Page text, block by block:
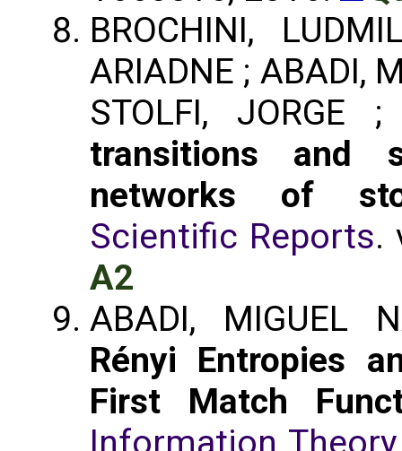
BROCHINI,
ARIADNE ; ABADI,
STOLFI, JORGE
transitions and
networks of
Scientific Reports.
A2
ABADI, MIGUEL
Rényi Entropies
First Match